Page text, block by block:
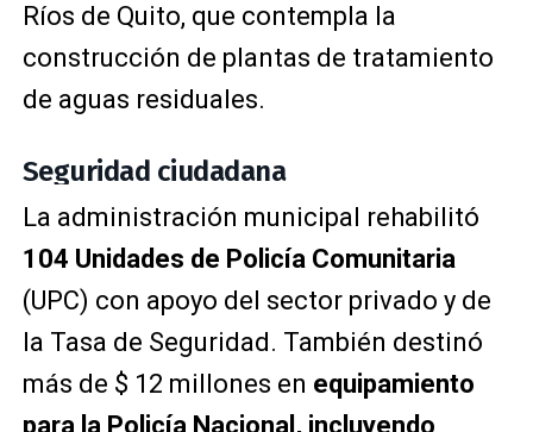
Ríos de Quito, que contempla la
construcción de plantas de tratamiento
de aguas residuales.
Seguridad ciudadana
La administración municipal rehabilitó
104 Unidades de Policía Comunitaria
(UPC) con apoyo del sector privado y de
la Tasa de Seguridad. También destinó
más de $ 12 millones en equipamiento
para la Policía Nacional, incluyendo